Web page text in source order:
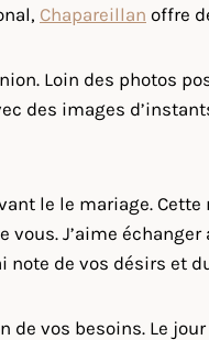
Chapareillan offre
Loin des photos
des images
le le mariage.
vous. J’aime
de vos désirs et
vos besoins. Le